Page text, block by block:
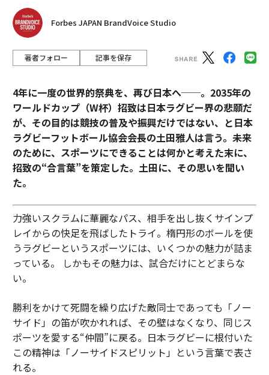
Forbes JAPAN BrandVoice Studio
著者フォロー 記事を保存
4年に一度の世界的祭典を、再び日本へ──。2035年の
ワールドカップ（W杯）招致は日本ラグビー界の悲願だ
が、その目的は競技の普及や振興だけではない、と日本
ラグビーフットボール協会会長の土田雅人は言う。 未来
のために、スポーツにできることは何かと考えた末に、
招致の“合言葉”を策定した。土田に、その思いを聞い
た。
力強いスクラムに華麗なパス、相手を出し抜くサインプ
レイからの快足を飛ばしたトライ。楕円形のボールを使
うラグビーというスポーツには、いくつかの魅力が詰ま
っている。 しかもその魅力は、試合だけにとどまらな
い。
勝利をかけて死闘を繰り広げた敵同士であっても「ノー
サイド」の笛が吹かれれば、その壁はなくなり、同じス
ポーツを愛する“仲間”に戻る。日本ラグビーに根付いた
この精神は「ノーサイドスピリット」という言葉で表さ
れる。